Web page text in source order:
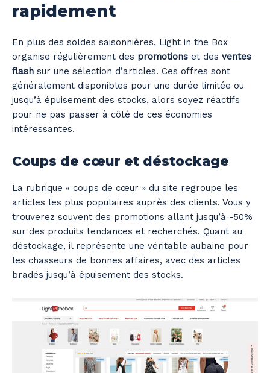
rapidement
En plus des soldes saisonnières, Light in the Box
organise régulièrement des promotions et des ventes
flash sur une sélection d’articles. Ces offres sont
généralement disponibles pour une durée limitée ou
jusqu’à épuisement des stocks, alors soyez réactifs
pour ne pas passer à côté de ces économies
intéressantes.
Coups de cœur et déstockage
La rubrique « coups de cœur » du site regroupe les
articles les plus populaires auprès des clients. Vous y
trouverez souvent des promotions allant jusqu’à -50%
sur des produits tendances et recherchés. Quant au
déstockage, il représente une véritable aubaine pour
les chasseurs de bonnes affaires, avec des articles
bradés jusqu’à épuisement des stocks.